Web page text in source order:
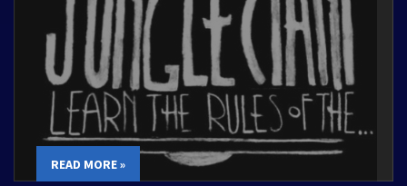
READ MORE »